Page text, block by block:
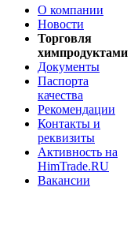
О компании
Новости
Торговля
химпродуктами
Документы
Паспорта
качества
Рекомендации
Контакты и
реквизиты
Активность на
HimTrade.RU
Вакансии